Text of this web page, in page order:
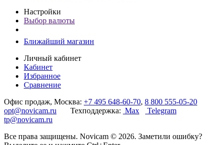
Настройки
Выбор валюты
Ближайший магазин
Личный кабинет
Кабинет
Избранное
Сравнение
Офис продаж, Москва: +7 495 648-60-70, 8 800 555-05-20
opt@novicam.ru Техподдержка: Max
Telegram
tp@novicam.ru
Все права защищены. Novicam © 2026. Заметили ошибку?